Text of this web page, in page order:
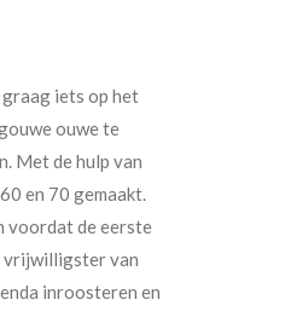
iets op het
ouwe te
Met de hulp van
en 70 gemaakt.
voordat de eerste
vrijwilligster van
inroosteren en